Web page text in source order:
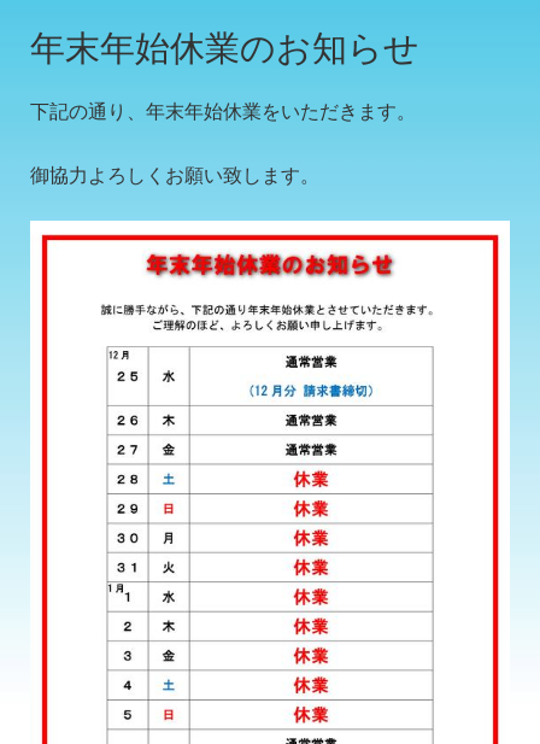
年末年始休業のお知らせ
下記の通り、年末年始休業をいただきます。
御協力よろしくお願い致します。